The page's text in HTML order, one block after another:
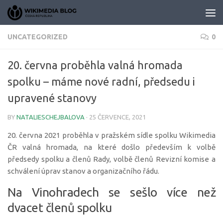
Skip to content
UNCATEGORIZED 0
20. června proběhla valná hromada
spolku – máme nové radní, předsedu i
upravené stanovy
BY NATALIESCHEJBALOVA · 25 ČERVENCE, 2021
20. června 2021 proběhla v pražském sídle spolku Wikimedia
ČR valná hromada, na které došlo především k volbě
předsedy spolku a členů Rady, volbě členů Revizní komise a
schválení úprav stanov a organizačního řádu.
Na Vinohradech se sešlo více než
dvacet členů spolku